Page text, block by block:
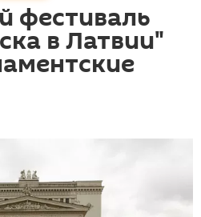
фестиваль
в Латвии"